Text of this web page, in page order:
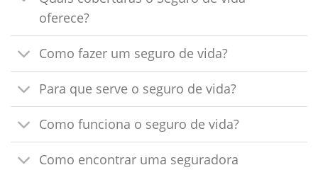
oferece?
Como fazer um seguro de vida?
Para que serve o seguro de vida?
Como funciona o seguro de vida?
Como encontrar uma seguradora